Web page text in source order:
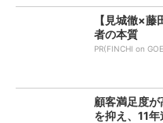
【見城徹×
者の本質
PR(FINCHI on
顧客満足度
を抑え、11